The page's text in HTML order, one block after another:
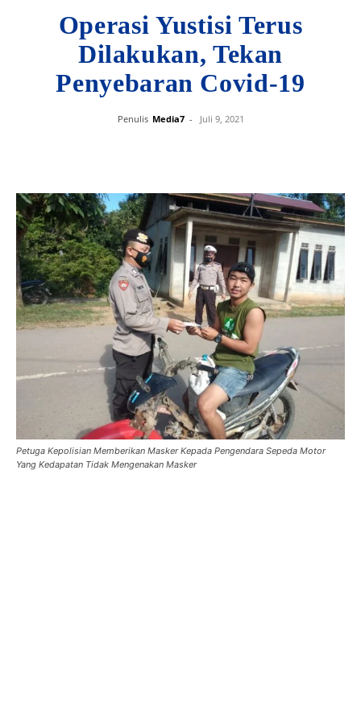
Operasi Yustisi Terus
Dilakukan, Tekan
Penyebaran Covid-19
Penulis Media7 - Juli 9, 2021
Petuga Kepolisian Memberikan Masker Kepada Pengendara Sepeda Motor
Yang Kedapatan Tidak Mengenakan Masker